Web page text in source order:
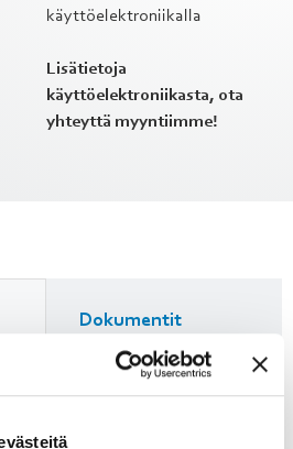
käyttöelektroniikalla
Lisätietoja
käyttöelektroniikasta, ota
yhteyttä myyntiimme!
Dokumentit
Lisätietoja